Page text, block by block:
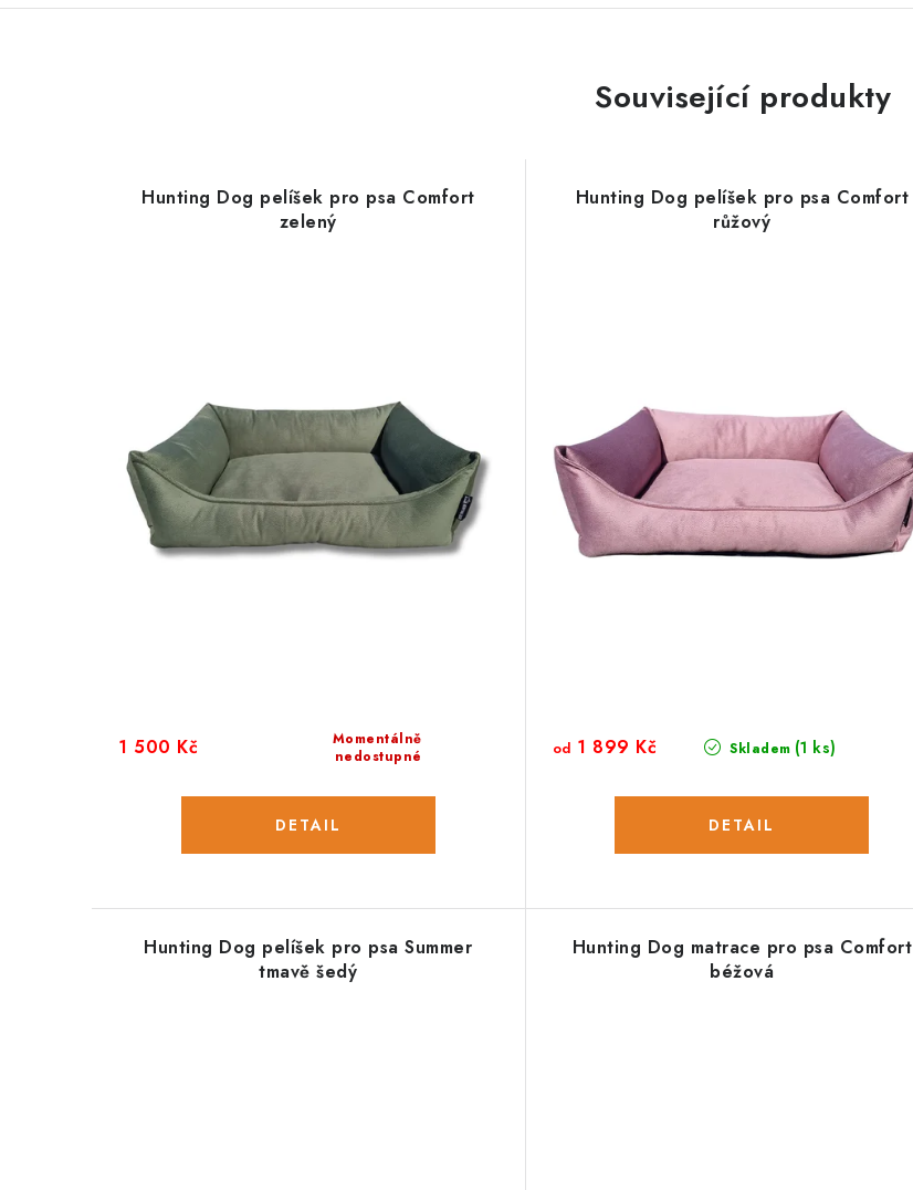
Související produkty
Hunting Dog pelíšek pro psa Comfort
zelený
Momentálně
nedostupné
1 500 Kč
Hunting Dog pelíšek pro psa Comfort
růžový
Skladem (1 ks)
od 1 899 Kč
Hunting Dog pelíšek pro psa Summer
tmavě šedý
Hunting Dog matrace pro psa Comfort
béžová